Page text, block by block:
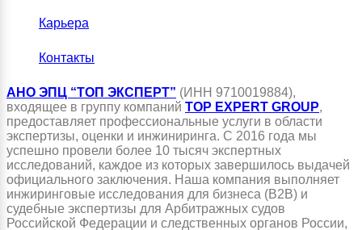
Карьера
Контакты
АНО ЭПЦ “ТОП ЭКСПЕРТ” (ИНН 9710019884),
входящее в группу компаний TOP EXPERT GROUP,
предоставляет профессиональные услуги в области
экспертизы, оценки и инжиниринга. С 2016 года мы
успешно провели более 10 тысяч экспертных
исследований, каждое из которых завершилось выдачей
официального заключения. Наша компания выполняет
инжиринговые исследования для бизнеса (B2B) и
судебные экспертизы для Арбитражных судов
Российской Федерации и следственных органов России,